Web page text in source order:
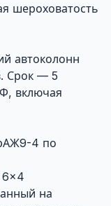
шероховатость
автоколонн
Срок — 5
включая
4 по
6×4
на